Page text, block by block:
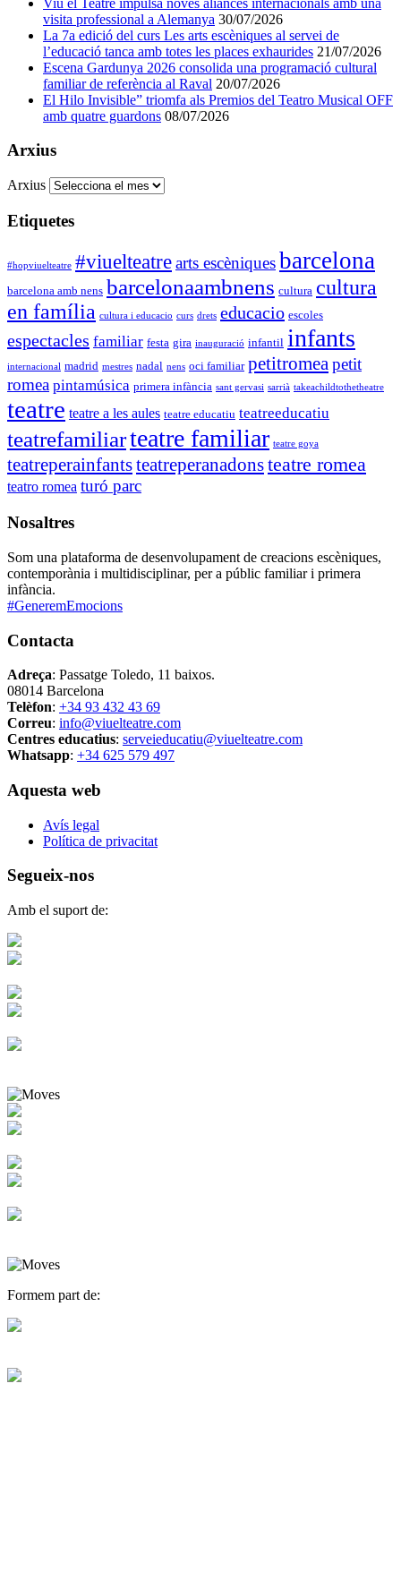
visita professional a Alemanya 30/07/2026
La 7a edició del curs Les arts escèniques al servei de
l’educació tanca amb totes les places exhaurides 21/07/2026
Escena Gardunya 2026 consolida una programació cultural
familiar de referència al Raval 20/07/2026
El Hilo Invisible” triomfa als Premios del Teatro Musical OFF
amb quatre guardons 08/07/2026
Arxius
Arxius
Etiquetes
#hopviuelteatre #viuelteatrearts escèniquesbarcelona
barcelona amb nens barcelonaambnens cultura cultura
en família cultura i educacio curs drets educacio escoles
espectacles familiar festa gira inauguració infantil infants
internacional madrid mestres nadal nens oci familiar petitromeapetit
romea pintamúsica primera infància sant gervasi sarrià takeachildtothetheatre
teatre teatre a les aules teatre educatiu teatreeducatiu
teatrefamiliarteatre familiar teatre goya
teatreperainfantsteatreperanadonsteatre romea
teatro romea turó parc
Nosaltres
Som una plataforma de desenvolupament de creacions escèniques,
contemporània i multidisciplinar, per a públic familiar i primera
infància.
#GeneremEmocions
Contacta
Adreça: Passatge Toledo, 11 baixos.
08014 Barcelona
Telèfon: +34 93 432 43 69
Correu: info@viuelteatre.com
Centres educatius: serveieducatiu@viuelteatre.com
Whatsapp: +34 625 579 497
Aquesta web
Avís legal
Política de privacitat
Segueix-nos
Amb el suport de:
Formem part de: